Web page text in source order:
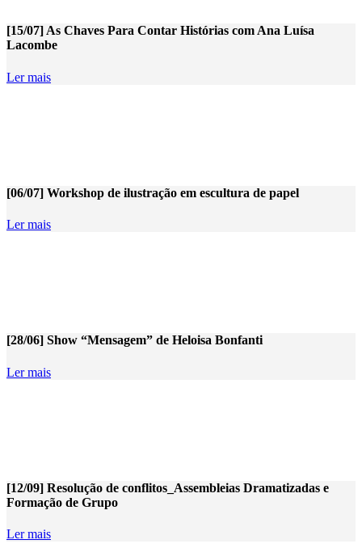
[15/07] As Chaves Para Contar Histórias com Ana Luísa
Lacombe
Ler mais
[06/07] Workshop de ilustração em escultura de papel
Ler mais
[28/06] Show “Mensagem” de Heloisa Bonfanti
Ler mais
[12/09] Resolução de conflitos_Assembleias Dramatizadas e
Formação de Grupo
Ler mais